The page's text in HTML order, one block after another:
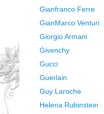
Gianfranco Ferre
GianMarco Venturi
Giorgio Armani
Givenchy
Gucci
Guerlain
Guy Laroche
Helena Rubinstein